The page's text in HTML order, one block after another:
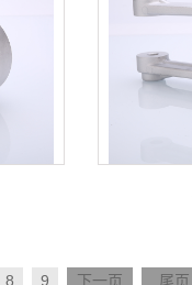
8 9 下一页 尾页